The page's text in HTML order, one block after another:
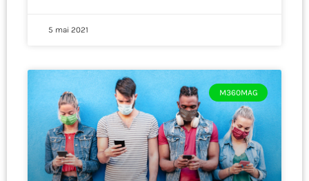
5 mai 2021
M360MAG